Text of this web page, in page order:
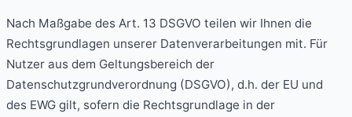
Nach Maßgabe des Art. 13 DSGVO teilen wir Ihnen die
Rechtsgrundlagen unserer Datenverarbeitungen mit. Für
Nutzer aus dem Geltungsbereich der
Datenschutzgrundverordnung (DSGVO), d.h. der EU und
des EWG gilt, sofern die Rechtsgrundlage in der